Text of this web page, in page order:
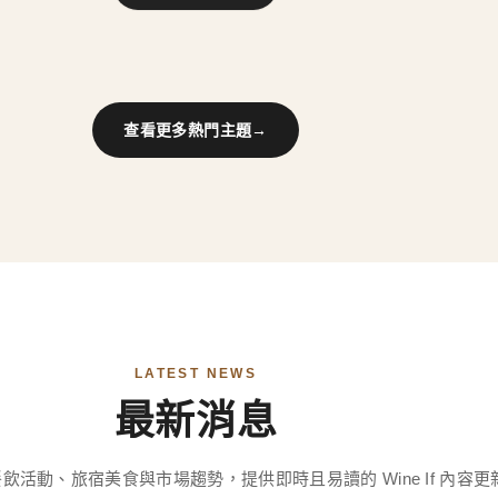
查看更多熱門主題→
LATEST NEWS
最新消息
活動、旅宿美食與市場趨勢，提供即時且易讀的 Wine If 內容更